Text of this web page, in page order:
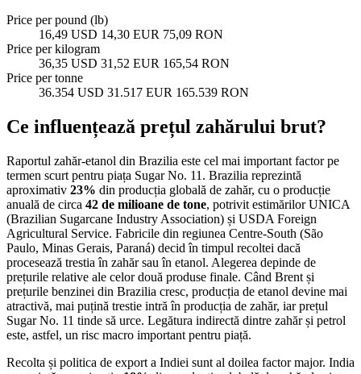
Price per pound (lb)
16,49 USD 14,30 EUR 75,09 RON
Price per kilogram
36,35 USD 31,52 EUR 165,54 RON
Price per tonne
36.354 USD 31.517 EUR 165.539 RON
Ce influențează prețul zahărului brut?
Raportul zahăr-etanol din Brazilia este cel mai important factor pe
termen scurt pentru piața Sugar No. 11. Brazilia reprezintă
aproximativ 23% din producția globală de zahăr, cu o producție
anuală de circa 42 de milioane de tone, potrivit estimărilor UNICA
(Brazilian Sugarcane Industry Association) și USDA Foreign
Agricultural Service. Fabricile din regiunea Centre-South (São
Paulo, Minas Gerais, Paraná) decid în timpul recoltei dacă
procesează trestia în zahăr sau în etanol. Alegerea depinde de
prețurile relative ale celor două produse finale. Când Brent și
prețurile benzinei din Brazilia cresc, producția de etanol devine mai
atractivă, mai puțină trestie intră în producția de zahăr, iar prețul
Sugar No. 11 tinde să urce. Legătura indirectă dintre zahăr și petrol
este, astfel, un risc macro important pentru piață.
Recolta și politica de export a Indiei sunt al doilea factor major. India